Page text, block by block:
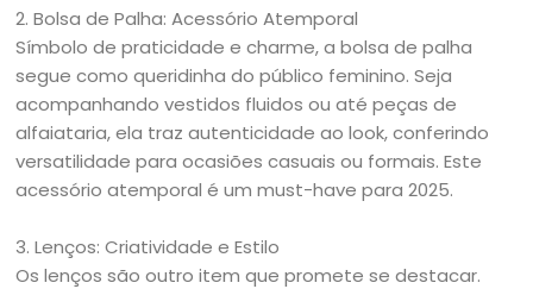
2. Bolsa de Palha: Acessório Atemporal
Símbolo de praticidade e charme, a bolsa de palha
segue como queridinha do público feminino. Seja
acompanhando vestidos fluidos ou até peças de
alfaiataria, ela traz autenticidade ao look, conferindo
versatilidade para ocasiões casuais ou formais. Este
acessório atemporal é um must-have para 2025.
3. Lenços: Criatividade e Estilo
Os lenços são outro item que promete se destacar.